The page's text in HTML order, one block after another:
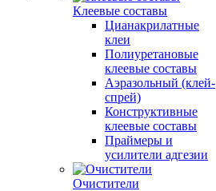
Клеевые составы
Цианакрилатные
клеи
Полиуретановые
клеевые составы
Аэразольный (клей-
спрей)
Конструктивные
клеевые составы
Праймеры и
усилители адгезии
Очистители